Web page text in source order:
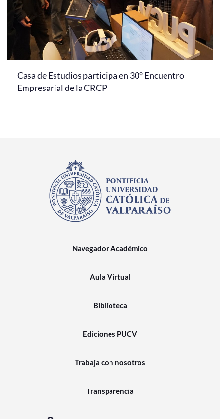
Casa de Estudios participa en 30° Encuentro
Empresarial de la CRCP
Navegador Académico
Aula Virtual
Biblioteca
Ediciones PUCV
Trabaja con nosotros
Transparencia